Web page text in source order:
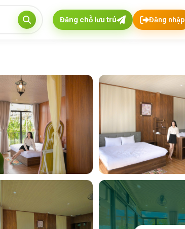
Đăng chỗ lưu trú Đăng nhập